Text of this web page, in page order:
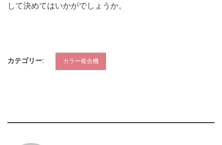
して決めてはいかがでしょうか。
カテゴリー: カラー複合機